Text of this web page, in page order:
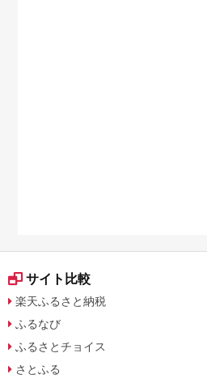
サイト比較
楽天ふるさと納税
ふるなび
ふるさとチョイス
さとふる